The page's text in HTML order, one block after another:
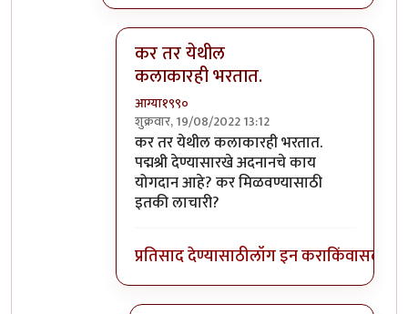
कर तर येथील
कलाकारही भरतात.
आग्या१९९०
शुक्रवार, 19/08/2022 13:12
In reply toपाकिस्तानी गायक अदनान सामीला
कर तर येथील कलाकारही भरतात.
पद्मश्री देण्यासारखे अदनानचे काय
योगदान आहे? कर मिळवण्यासाठी
इतकी लाचारी?
प्रतिसाद देण्यासाठीलॉग इन कराकिंवासदस्य